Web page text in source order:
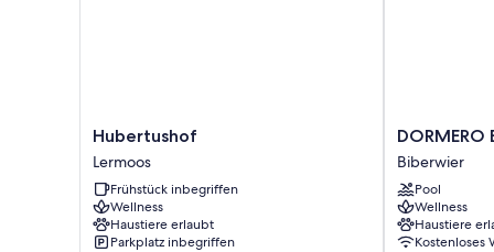
Hubertushof
Lermoos
Hubertushof
Lermoos
Frühstück inbegriffen
Wellness
Haustiere erlaubt
Parkplatz inbegriffen
DORMERO
BeHo
Zugspitze
Biberwier
Biberwier
Pool
Wellness
Haustiere
Kostenloses